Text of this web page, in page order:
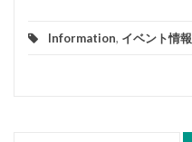
Information, イベント情報